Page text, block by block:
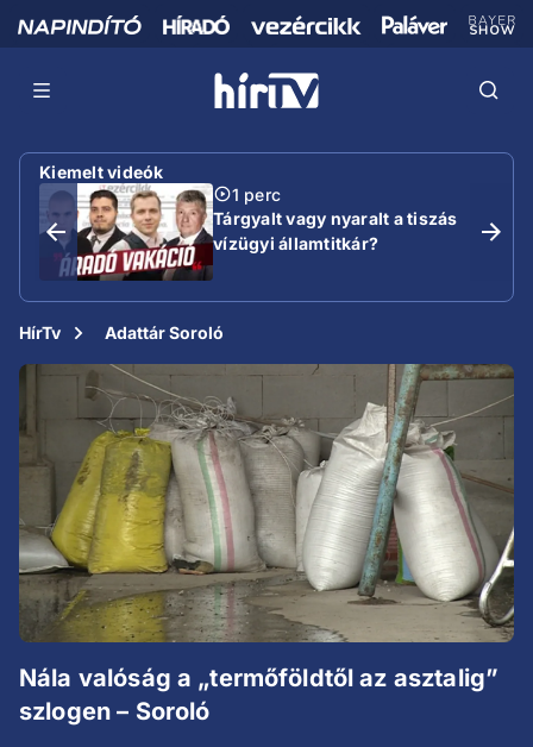
Kiemelt videók
1 perc
Tárgyalt vagy nyaralt a tiszás
vízügyi államtitkár?
HírTv Adattár Soroló
Nála valóság a „termőföldtől az asztalig”
szlogen – Soroló